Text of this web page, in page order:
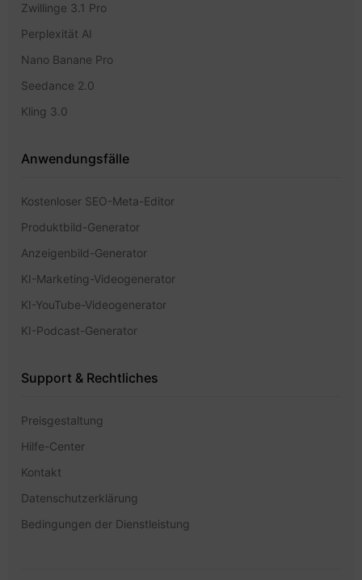
Zwillinge 3.1 Pro
Perplexität AI
Nano Banane Pro
Seedance 2.0
Kling 3.0
Anwendungsfälle
Kostenloser SEO-Meta-Editor
Produktbild-Generator
Anzeigenbild-Generator
KI-Marketing-Videogenerator
KI-YouTube-Videogenerator
KI-Podcast-Generator
Support & Rechtliches
Preisgestaltung
Hilfe-Center
Kontakt
Datenschutzerklärung
Bedingungen der Dienstleistung